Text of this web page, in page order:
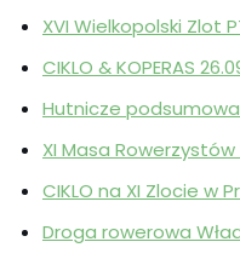
XVI Wielkopolski Zlot
CIKLO & KOPERAS
Hutnicze
XI Masa Rowerzystów
CIKLO na XI Zlocie w
Droga rowerowa